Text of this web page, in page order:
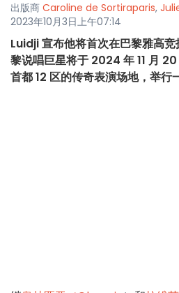
出版商 Caroline de Sortiraparis,
2023年10月3日上午07:14
Luidji 宣布他将首次在巴黎雅高
黎说唱巨星将于 2024 年 11 月
首都 12 区的传奇表演场地，举行